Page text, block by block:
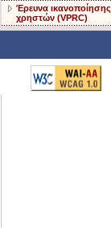
Έρευνα ικανοποίησης
χρηστών (VPRC)